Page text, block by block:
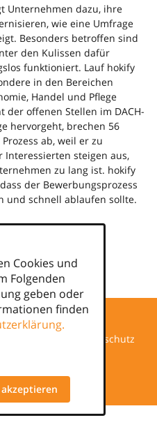
Unternehmen dazu, ihre
wie eine Umfrage
Besonders betroffen sind
den Kulissen dafür
funktioniert. Lauf hokify
in den Bereichen
Handel und Pflege
der offenen Stellen im DACH-
hervorgeht, brechen 56
ab, weil er zu
Interessierten steigen aus,
zu lang ist. hokify
der Bewerbungsprozess
und schnell ablaufen sollte.
Datenschutz
Cookies und
Folgenden
geben oder
finden